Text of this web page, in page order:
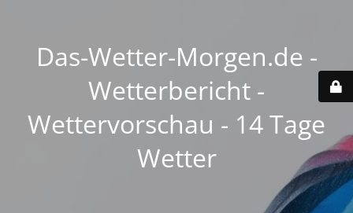
Das-Wetter-Morgen.de -
Wetterbericht -
Wettervorschau - 14 Tage
Wetter